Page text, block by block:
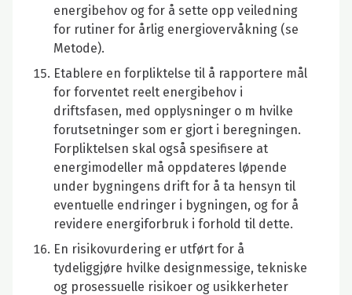
energibehov og for å sette opp veiledning
for rutiner for årlig energiovervåkning (se
Metode).
Etablere en forpliktelse til å rapportere mål
for forventet reelt energibehov i
driftsfasen, med opplysninger o m hvilke
forutsetninger som er gjort i beregningen.
Forpliktelsen skal også spesifisere at
energimodeller må oppdateres løpende
under bygningens drift for å ta hensyn til
eventuelle endringer i bygningen, og for å
revidere energiforbruk i forhold til dette.
En risikovurdering er utført for å
tydeliggjøre hvilke designmessige, tekniske
og prosessuelle risikoer og usikkerheter